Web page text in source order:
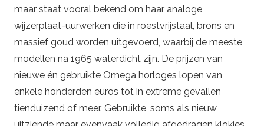
maar staat vooral bekend om haar analoge
wijzerplaat-uurwerken die in roestvrijstaal, brons en
massief goud worden uitgevoerd, waarbij de meeste
modellen na 1965 waterdicht zijn. De prijzen van
nieuwe én gebruikte Omega horloges lopen van
enkele honderden euros tot in extreme gevallen
tienduizend of meer. Gebruikte, soms als nieuw